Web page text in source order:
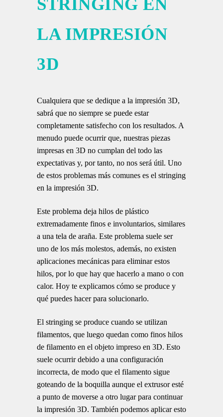
STRINGING EN
LA IMPRESIÓN
3D
Cualquiera que se dedique a la impresión 3D,
sabrá que no siempre se puede estar
completamente satisfecho con los resultados. A
menudo puede ocurrir que, nuestras piezas
impresas en 3D no cumplan del todo las
expectativas y, por tanto, no nos será útil. Uno
de estos problemas más comunes es el stringing
en la impresión 3D.
Este problema deja hilos de plástico
extremadamente finos e involuntarios, similares
a una tela de araña. Este problema suele ser
uno de los más molestos, además, no existen
aplicaciones mecánicas para eliminar estos
hilos, por lo que hay que hacerlo a mano o con
calor. Hoy te explicamos cómo se produce y
qué puedes hacer para solucionarlo.
El stringing se produce cuando se utilizan
filamentos, que luego quedan como finos hilos
de filamento en el objeto impreso en 3D. Esto
suele ocurrir debido a una configuración
incorrecta, de modo que el filamento sigue
goteando de la boquilla aunque el extrusor esté
a punto de moverse a otro lugar para continuar
la impresión 3D. También podemos aplicar esto